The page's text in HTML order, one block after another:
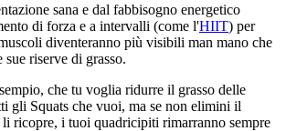
sana e dal fabbisogno energetico
di forza e a intervalli (come l'HIIT) per
diventeranno più visibili man mano che
riserve di grasso.
che tu voglia ridurre il grasso delle
gli Squats che vuoi, ma se non elimini il
li ricopre, i tuoi quadricipiti rimarranno sempre